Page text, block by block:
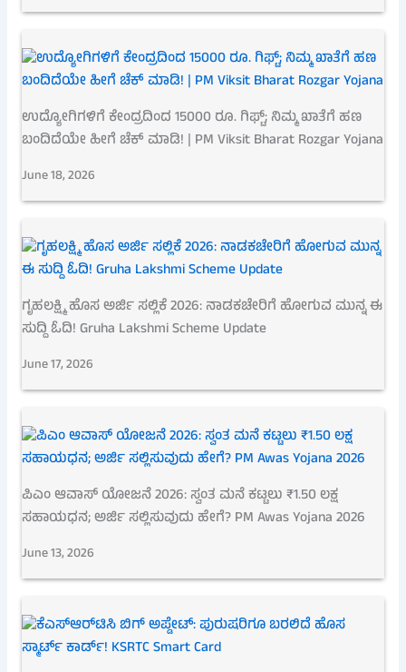
ಉದ್ಯೋಗಿಗಳಿಗೆ ಕೇಂದ್ರದಿಂದ 15000 ರೂ. ಗಿಫ್ಟ್; ನಿಮ್ಮ ಖಾತೆಗೆ ಹಣ
ಬಂದಿದೆಯೇ ಹೀಗೆ ಚೆಕ್ ಮಾಡಿ! | PM Viksit Bharat Rozgar Yojana
June 18, 2026
ಗೃಹಲಕ್ಷ್ಮಿ ಹೊಸ ಅರ್ಜಿ ಸಲ್ಲಿಕೆ 2026: ನಾಡಕಚೇರಿಗೆ ಹೋಗುವ ಮುನ್ನ ಈ
ಸುದ್ದಿ ಓದಿ! Gruha Lakshmi Scheme Update
June 17, 2026
ಪಿಎಂ ಆವಾಸ್ ಯೋಜನೆ 2026: ಸ್ವಂತ ಮನೆ ಕಟ್ಟಲು ₹1.50 ಲಕ್ಷ
ಸಹಾಯಧನ; ಅರ್ಜಿ ಸಲ್ಲಿಸುವುದು ಹೇಗೆ? PM Awas Yojana 2026
June 13, 2026